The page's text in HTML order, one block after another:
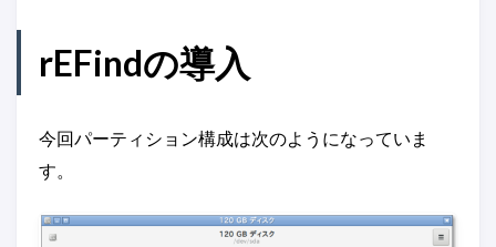
rEFindの導入
今回パーティション構成は次のようになっていま
す。